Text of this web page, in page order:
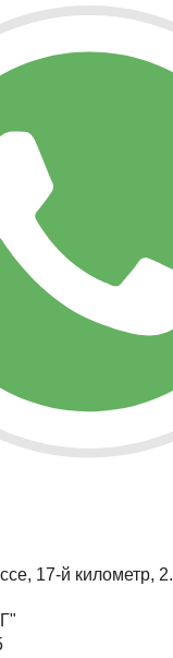
17-й километр, 2.